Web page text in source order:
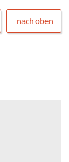
nach oben